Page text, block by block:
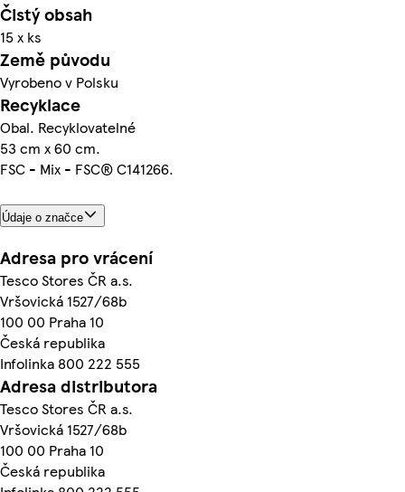
Čistý obsah
15 x ks
Země původu
Vyrobeno v Polsku
Recyklace
Obal. Recyklovatelné
53 cm x 60 cm.
FSC - Mix - FSC® C141266.
Údaje o značce
Adresa pro vrácení
Tesco Stores ČR a.s.
Vršovická 1527/68b
100 00 Praha 10
Česká republika
Infolinka 800 222 555
Adresa distributora
Tesco Stores ČR a.s.
Vršovická 1527/68b
100 00 Praha 10
Česká republika